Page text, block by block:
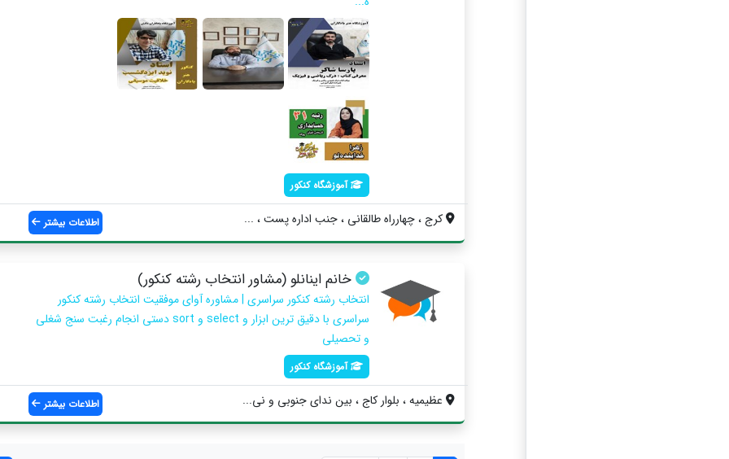
آموزشگاه کنکور
کرج ، چهارراه طالقانی ، جنب اداره پست ، ... اطلاعات بیشتر
خانم اینانلو (مشاور انتخاب رشته کنکور)
انتخاب رشته کنکور سراسری | مشاوره آوای موفقیت انتخاب رشته کنکور
سراسری با دقیق ترین ابزار و select و sort دستی انجام رغبت سنج شغلی
و تحصیلی
آموزشگاه کنکور
عظیمیه ، بلوار کاج ، بین ندای جنوبی و نی... اطلاعات بیشتر